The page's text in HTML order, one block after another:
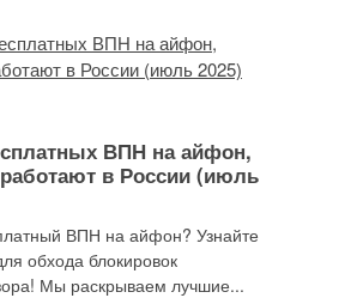
будет опубликован.
помечены*
ВПН на айфон,
в России (июль
ВПН на айфон? Узнайте
обхода блокировок
Мы раскрываем лучшие...